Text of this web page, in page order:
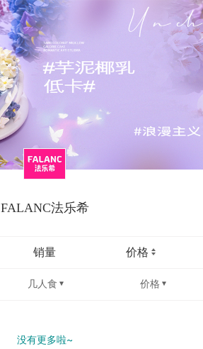
FALANC法乐希
销量 价格
几人食 价格
没有更多啦~